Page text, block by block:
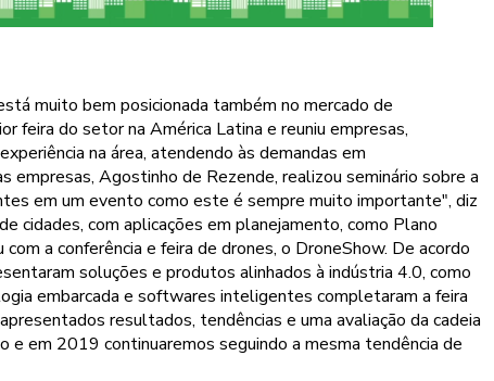
muito bem posicionada também no mercado de
feira do setor na América Latina e reuniu empresas,
na área, atendendo às demandas em
Agostinho de Rezende, realizou seminário sobre a
em um evento como este é sempre muito importante", diz
cidades, com aplicações em planejamento, como Plano
a conferência e feira de drones, o DroneShow. De acordo
soluções e produtos alinhados à indústria 4.0, como
embarcada e softwares inteligentes completaram a feira
resultados, tendências e uma avaliação da cadeia
em 2019 continuaremos seguindo a mesma tendência de